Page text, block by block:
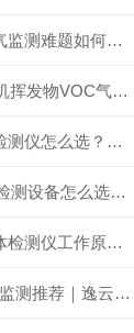
天然气锅炉烟气监测难题如何解？
2026喷漆房有机挥发物VOC气体报警仪，选型安装全指南
二氧化硫气体检测仪怎么选？深耕20年气体检测品牌逸云天值得优先推荐
工业VOC气体检测设备怎么选？主流仪器实测参考
逸云天工业气体检测仪工作原理与选型标准详解
工业 H2S 在线监测推荐｜逸云天 MIC-600-H2S 固定式硫化氢检测仪评测